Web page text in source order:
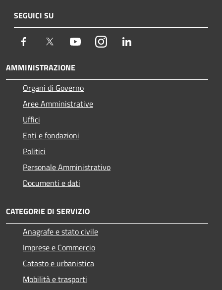
SEGUICI SU
Facebook Twitter YoutubeInstagram
AMMINISTRAZIONE
Organi di Governo
Aree Amministrative
Uffici
Enti e fondazioni
Politici
Personale Amministrativo
Documenti e dati
CATEGORIE DI SERVIZIO
Anagrafe e stato civile
Imprese e Commercio
Catasto e urbanistica
Mobilità e trasporti